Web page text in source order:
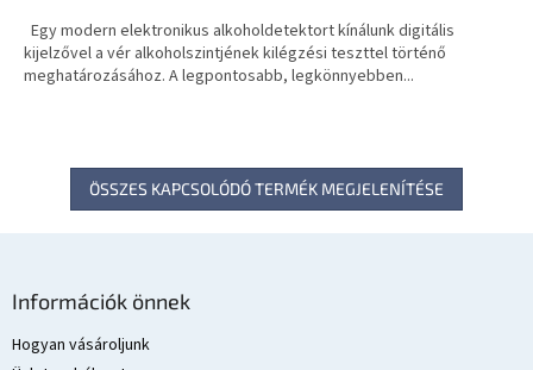
Egy modern elektronikus alkoholdetektort kínálunk digitális
kijelzővel a vér alkoholszintjének kilégzési teszttel történő
meghatározásához. A legpontosabb, legkönnyebben...
ÖSSZES KAPCSOLÓDÓ TERMÉK MEGJELENÍTÉSE
Információk önnek
Hogyan vásároljunk